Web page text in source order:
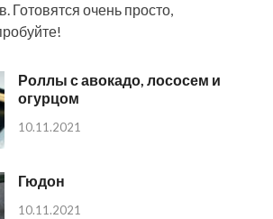
Готовятся очень просто,
Роллы с авокадо, лососем и
огурцом
10.11.2021
Гюдон
10.11.2021